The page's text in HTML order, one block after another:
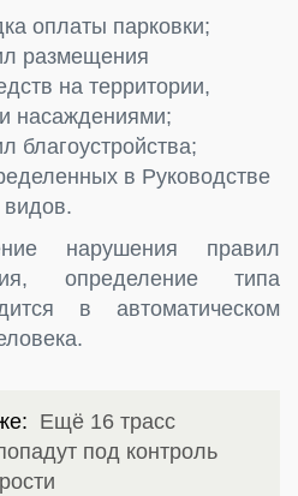
оплаты парковки;
размещения
на территории,
насаждениями;
благоустройства;
в Руководстве
видов.
нарушения правил
определение типа
в автоматическом
Ещё 16 трасс
под контроль